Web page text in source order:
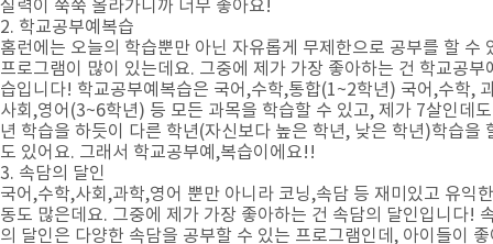
실력이 쑥쑥 올라가니까 너무 좋아요!
2. 학교공부예복습
홈런에는 오늘의 학습뿐만 아닌 자유롭게 무제한으로 공부를 할 수
프로그램이 많이 있는데요. 그중에 제가 가장 좋아하는 건 학교공부
습입니다! 학교공부예복습은 국어,수학,통합(1~2학년) 국어,수학,
사회,영어(3~6학년) 등 모든 과목을 학습할 수 있고, 제가 7살인데
년 학습을 하듯이 다른 학년(자신보다 높은 학년, 낮은 학년)학습을
도 있어요. 그래서 학교공부예,복습이에요!!
3. 속담의 달인
국어,수학,사회,과학,영어 뿐만 아니라 코닝,속담 등 재미있고 유익
동도 많은데요. 그중에 제가 가장 좋아하는 건 속담의 달인입니다!
의 달인은 다양한 속담을 공부할 수 있는 프로그램인데, 아이들이